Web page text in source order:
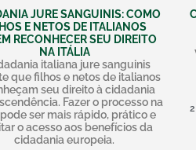
JURE SANGUINIS: COMO
E NETOS DE ITALIANOS
RECONHECER SEU DIREITO
NA ITÁLIA
italiana jure sanguinis
que filhos e netos de italianos
seu direito à cidadania
Fazer o processo na
pode ser mais rápido, prático e
o acesso aos benefícios da
cidadania europeia.